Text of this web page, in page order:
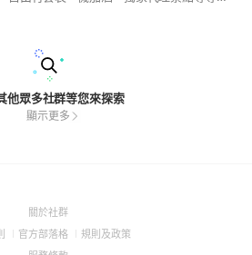
他眾多社群等您來探索
顯示更多
關於社群(Open
(Open
官方部落格
(Open
規則及政策(Open